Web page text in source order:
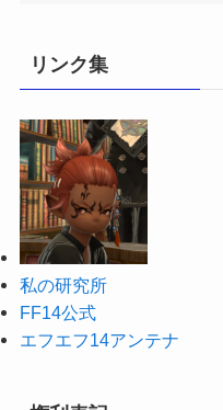
リンク集
私の研究所
FF14公式
エフエフ14アンテナ